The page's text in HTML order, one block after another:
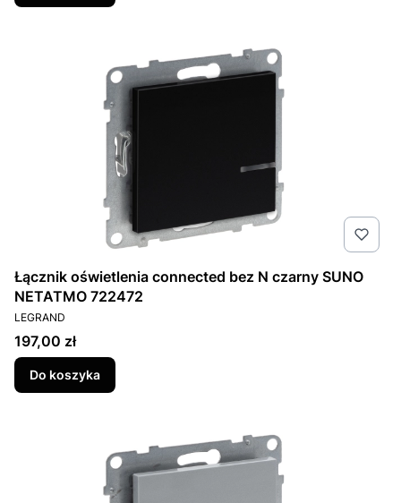
Łącznik oświetlenia connected bez N czarny SUNO
NETATMO 722472
PRODUCENT
LEGRAND
Cena
197,00 zł
Do koszyka